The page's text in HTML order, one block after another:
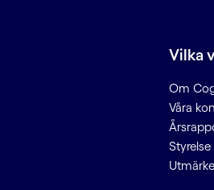
Vilka
Om
Våra
Styrelse